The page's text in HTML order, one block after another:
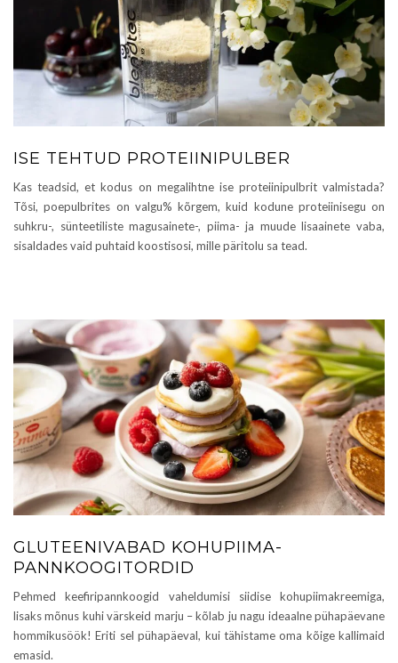
ISE TEHTUD PROTEIINIPULBER
Kas teadsid, et kodus on megalihtne ise proteiinipulbrit valmistada?
Tõsi, poepulbrites on valgu% kõrgem, kuid kodune proteiinisegu on
suhkru-, sünteetiliste magusainete-, piima- ja muude lisaainete vaba,
sisaldades vaid puhtaid koostisosi, mille päritolu sa tead.
GLUTEENIVABAD KOHUPIIMA-
PANNKOOGITORDID
Pehmed keefiripannkoogid vaheldumisi siidise kohupiimakreemiga,
lisaks mõnus kuhi värskeid marju – kõlab ju nagu ideaalne pühapäevane
hommikusöök! Eriti sel pühapäeval, kui tähistame oma kõige kallimaid
emasid.